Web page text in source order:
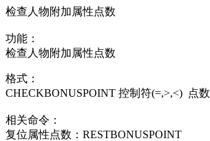
检查人物附加属性点数
功能：
检查人物附加属性点数
格式：
CHECKBONUSPOINT 控制符(=,>,<) 点数
相关命令：
复位属性点数： RESTBONUSPOINT